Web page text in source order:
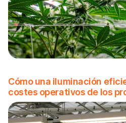
Cómo una iluminación
costes operativos de los